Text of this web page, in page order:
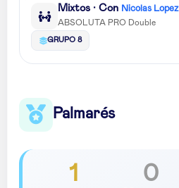
Mixtos · Con Nicolas Lopez
ABSOLUTA PRO Double
GRUPO 8
Palmarés
1 0